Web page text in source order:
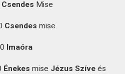
Csendes Mise
Csendes mise
Imaóra
Énekes mise Jézus Szíve és